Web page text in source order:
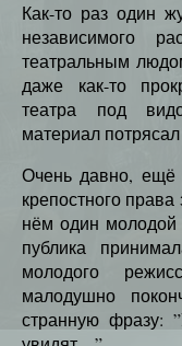
Как-то раз один
независимого
театральным
даже как-то
театра под
материал
Очень давно,
крепостного
нём один молодой
публика
молодого
малодушно
странную фразу: